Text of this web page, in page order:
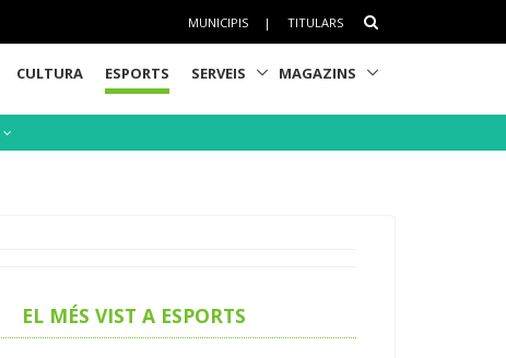
MUNICIPIS | TITULARS
CULTURA ESPORTS SERVEIS MAGAZINS
EL MÉS VIST A ESPORTS